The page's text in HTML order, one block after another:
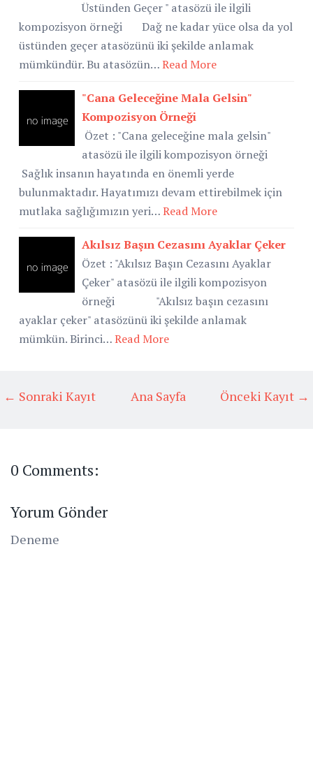
Üstünden Geçer " atasözü ile ilgili
kompozisyon örneği Dağ ne kadar yüce olsa da yol
üstünden geçer atasözünü iki şekilde anlamak
mümkündür. Bu atasözün…Read More
"Cana Geleceğine Mala Gelsin"
Kompozisyon Örneği
Özet : "Cana geleceğine mala gelsin"
atasözü ile ilgili kompozisyon örneği
Sağlık insanın hayatında en önemli yerde
bulunmaktadır. Hayatımızı devam ettirebilmek için
mutlaka sağlığımızın yeri…Read More
Akılsız Başın Cezasını Ayaklar Çeker
Özet : "Akılsız Başın Cezasını Ayaklar
Çeker" atasözü ile ilgili kompozisyon
örneği "Akılsız başın cezasını
ayaklar çeker" atasözünü iki şekilde anlamak
mümkün. Birinci…Read More
← Sonraki Kayıt Önceki Kayıt →
Ana Sayfa
0 Comments:
Yorum Gönder
Deneme